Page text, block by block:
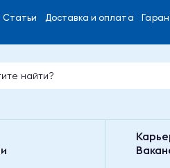
Статьи Доставка и оплата